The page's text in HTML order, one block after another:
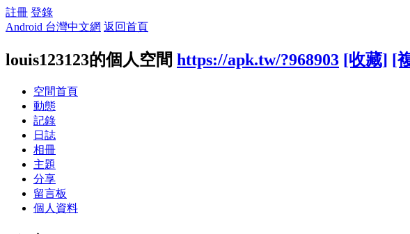
註冊 登錄
Android 台灣中文網 返回首頁
louis123123的個人空間 https://apk.tw/?968903 [收藏] [
空間首頁
動態
記錄
日誌
相冊
主題
分享
留言板
個人資料